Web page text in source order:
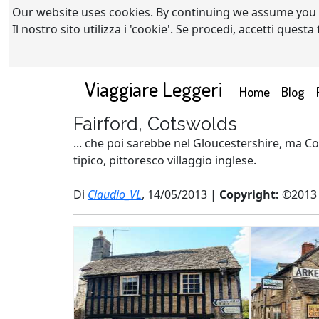
Our website uses cookies. By continuing we assume
Il nostro sito utilizza i 'cookie'. Se procedi, accetti
Viaggiare Leggeri Home(current)
Blog
Fairford, Cotswolds
... che poi sarebbe nel Gloucestershire, ma
tipico, pittoresco villaggio inglese.
Di Claudio_VL, 14/05/2013 | Copyright: